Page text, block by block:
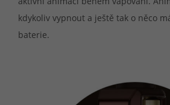
kdykoliv vypnout a ještě tak o něco
baterie.